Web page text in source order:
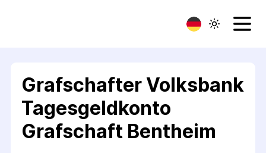
Grafschafter Volksbank
Tagesgeldkonto
Grafschaft Bentheim